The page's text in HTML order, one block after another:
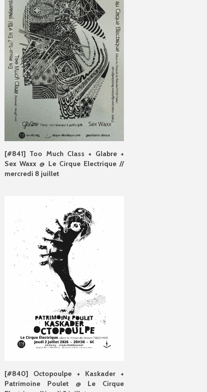
[#841] Too Much Class + Glabre +
Sex Waxx @ Le Cirque Electrique //
mercredi 8 juillet
[#840] Octopoulpe + Kaskader +
Patrimoine Poulet @ Le Cirque